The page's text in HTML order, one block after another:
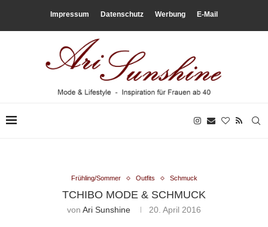
Impressum Datenschutz Werbung E-Mail
Frühling/Sommer Outfits Schmuck
TCHIBO MODE & SCHMUCK
von Ari Sunshine 20. April 2016